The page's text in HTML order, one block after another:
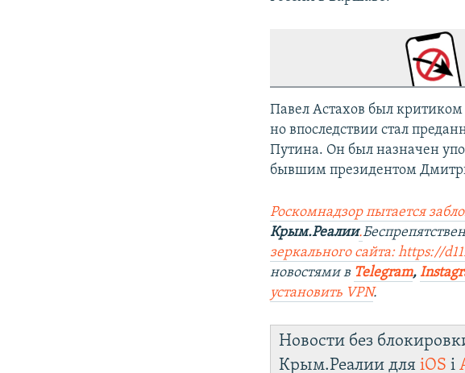
Павел Астахов был критиком
но впоследствии стал
Путина. Он был назначен
бывшим президентом
Роскомнадзор пытается
Крым.Реалии.
зеркального сайта: https://
новостями в Telegram,
установить VPN.
Новости без
Крым.Реалии дляiOS і